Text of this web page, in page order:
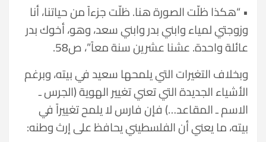
• “هكذا ظلّت الصورة هنا. ظلّت جزءاً من حياتنا، أنا
وزوجتي لمياء وابني بدر وابني سعد، وهو، أخوك بدر
عائلة واحدة. عشنا عشرين سنة معاً”، ص58.
وبخلاف التغيرات التي يلمحها سعيد في بيته، وبرغم
الأشياء الجديدة التي تعني تغيير الهوية (الجرس ـ
الاسم ـ المقاعد…) فإن فارس لا يلمح تغييراً في
بيته، ما يعني أن الفلسطيني يحافظ على إرث وطنه: